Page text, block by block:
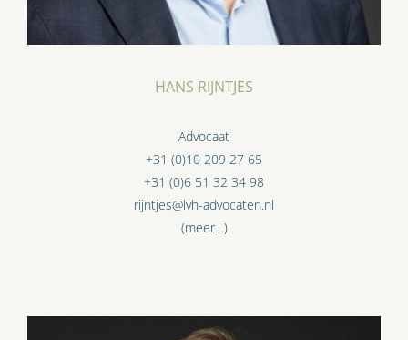
HANS RIJNTJES
Advocaat
+31 (0)10 209 27 65
+31 (0)6 51 32 34 98
rijntjes@lvh-advocaten.nl
(meer…)